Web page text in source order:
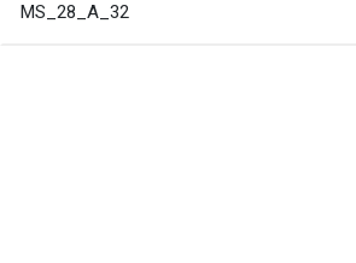
MS_28_A_32